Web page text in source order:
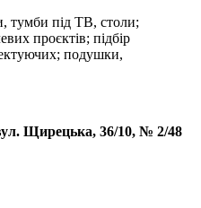
тумби під ТВ, столи;
проєктів; підбір
подушки,
Щирецька, 36/10, № 2/48